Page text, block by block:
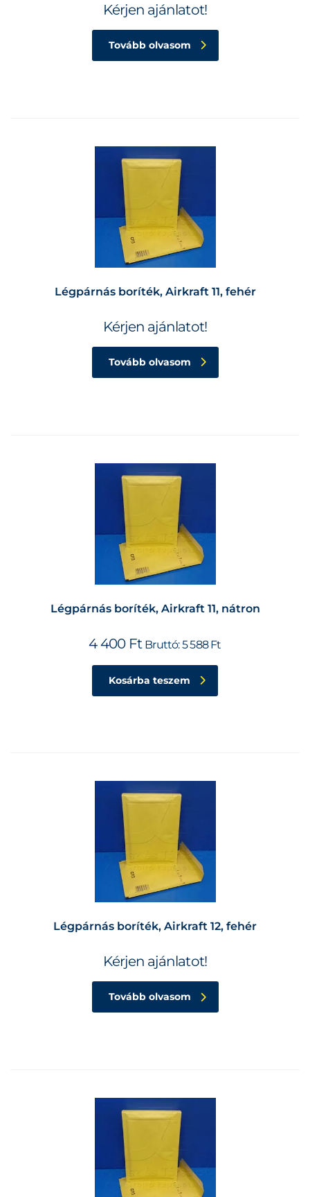
Kérjen ajánlatot!
Tovább olvasom
Légpárnás boríték, Airkraft 11, fehér
Kérjen ajánlatot!
Tovább olvasom
Légpárnás boríték, Airkraft 11, nátron
4 400 Ft Bruttó:5 588Ft
Kosárba teszem
Légpárnás boríték, Airkraft 12, fehér
Kérjen ajánlatot!
Tovább olvasom